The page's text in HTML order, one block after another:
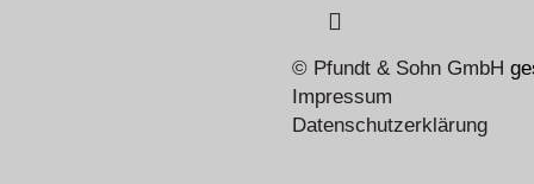
© Pfundt & Sohn GmbH
Impressum
Datenschutzerklärung